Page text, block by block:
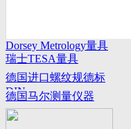
Dorsey Metrology量具
系列
瑞士TESA量具
德国进口螺纹规德标
DIN
德国马尔测量仪器